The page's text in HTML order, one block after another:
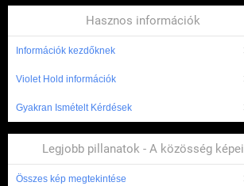
Hasznos információk
Információk kezdőknek
Violet Hold információk
Gyakran Ismételt Kérdések
Legjobb pillanatok - A közösség képei
Összes kép megtekintése